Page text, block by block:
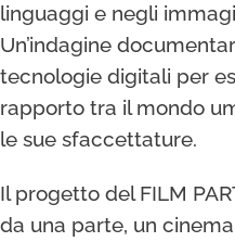
linguaggi e negli
Un’indagine
tecnologie digitali per
rapporto tra il mondo
le sue sfaccettature.
Il progetto del FILM
da una parte, un